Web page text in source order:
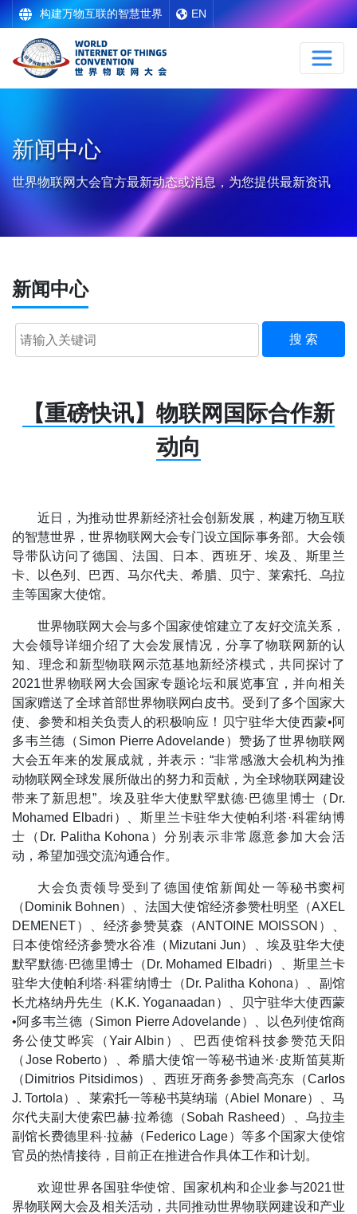
构建万物互联的智慧世界 EN
新闻中心
世界物联网大会官方最新动态或消息，为您提供最新资讯
新闻中心
搜 索
【重磅快讯】物联网国际合作新
动向
近日，为推动世界新经济社会创新发展，构建万物互联
的智慧世界，世界物联网大会专门设立国际事务部。大会领
导带队访问了德国、法国、日本、西班牙、埃及、斯里兰
卡、以色列、巴西、马尔代夫、希腊、贝宁、莱索托、乌拉
圭等国家大使馆。
世界物联网大会与多个国家使馆建立了友好交流关系，
大会领导详细介绍了大会发展情况，分享了物联网新的认
知、理念和新型物联网示范基地新经济模式，共同探讨了
2021世界物联网大会国家专题论坛和展览事宜，并向相关
国家赠送了全球首部世界物联网白皮书。受到了多个国家大
使、参赞和相关负责人的积极响应！贝宁驻华大使西蒙•阿
多韦兰德（Simon Pierre Adovelande）赞扬了世界物联网
大会五年来的发展成就，并表示：“非常感激大会机构为推
动物联网全球发展所做出的努力和贡献，为全球物联网建设
带来了新思想”。埃及驻华大使默罕默德·巴德里博士（Dr.
Mohamed Elbadri）、斯里兰卡驻华大使帕利塔·科霍纳博
士（Dr. Palitha Kohona）分别表示非常愿意参加大会活
动，希望加强交流沟通合作。
大会负责领导受到了德国使馆新闻处一等秘书窦柯
（Dominik Bohnen）、法国大使馆经济参赞杜明坚（AXEL
DEMENET）、经济参赞莫森（ANTOINE MOISSON）、
日本使馆经济参赞水谷准（Mizutani Jun）、埃及驻华大使
默罕默德·巴德里博士（Dr. Mohamed Elbadri）、斯里兰卡
驻华大使帕利塔·科霍纳博士（Dr. Palitha Kohona）、副馆
长尤格纳丹先生（K.K. Yoganaadan）、贝宁驻华大使西蒙
•阿多韦兰德（Simon Pierre Adovelande）、以色列使馆商
务公使艾晔宾（Yair Albin）、巴西使馆科技参赞范天阳
（Jose Roberto）、希腊大使馆一等秘书迪米·皮斯笛莫斯
（Dimitrios Pitsidimos）、西班牙商务参赞高亮东（Carlos
J. Tortola）、莱索托一等秘书莫纳瑞（Abiel Monare）、马
尔代夫副大使索巴赫·拉希德（Sobah Rasheed）、乌拉圭
副馆长费德里科·拉赫（Federico Lage）等多个国家大使馆
官员的热情接待，目前正在推进合作具体工作和计划。
欢迎世界各国驻华使馆、国家机构和企业参与2021世
界物联网大会及相关活动，共同推动世界物联网建设和产业